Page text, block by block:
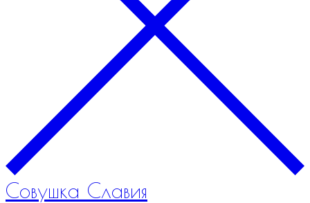
Совушка Славия